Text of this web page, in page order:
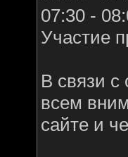
07:30 -
Участие
В связи с
всем
сайте и